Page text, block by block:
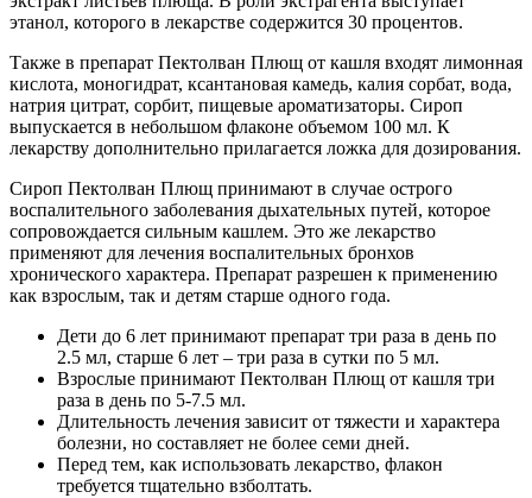
этанол, которого в лекарстве содержится 30 процентов.
Также в препарат Пектолван Плющ от кашля входят лимонная
кислота, моногидрат, ксантановая камедь, калия сорбат, вода,
натрия цитрат, сорбит, пищевые ароматизаторы. Сироп
выпускается в небольшом флаконе объемом 100 мл. К
лекарству дополнительно прилагается ложка для дозирования.
Сироп Пектолван Плющ принимают в случае острого
воспалительного заболевания дыхательных путей, которое
сопровождается сильным кашлем. Это же лекарство
применяют для лечения воспалительных бронхов
хронического характера. Препарат разрешен к применению
как взрослым, так и детям старше одного года.
Дети до 6 лет принимают препарат три раза в день по
2.5 мл, старше 6 лет – три раза в сутки по 5 мл.
Взрослые принимают Пектолван Плющ от кашля три
раза в день по 5-7.5 мл.
Длительность лечения зависит от тяжести и характера
болезни, но составляет не более семи дней.
Перед тем, как использовать лекарство, флакон
требуется тщательно взболтать.